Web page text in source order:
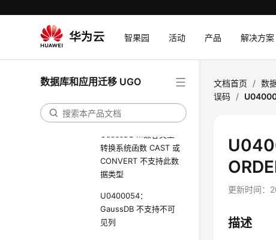
智果园 活动 产品 解决方案
数据库和应用迁移 UGO
SHARE MODE 与聚合
U0400052：使用了保
U0400053：
转换系统函数 CAST 或
CONVERT 不支持此数
据类型
U0400054：
GaussDB 不支持不可
见列
文档首页 / 数
误码 /
更新时间：
描述